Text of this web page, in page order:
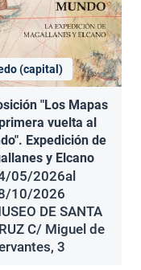
(capital)
"Los Mapas
vuelta al
Expedición de
y Elcano
05/2026al
10/2026
DE SANTA
C/ Miguel de
3